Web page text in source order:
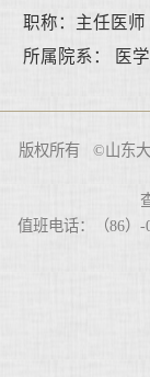
职称：主任医师
所属院系： 医
版权所有 ©山东
值班电话：（86）